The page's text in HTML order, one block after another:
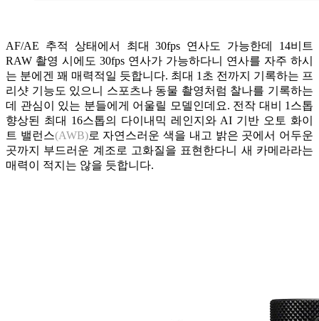
AF/AE 추적 상태에서 최대 30fps 연사도 가능한데 14비트
RAW 촬영 시에도 30fps 연사가 가능하다니 연사를 자주 하시
는 분에겐 꽤 매력적일 듯합니다. 최대 1초 전까지 기록하는 프
리샷 기능도 있으니 스포츠나 동물 촬영처럼 찰나를 기록하는
데 관심이 있는 분들에게 어울릴 모델인데요. 전작 대비 1스톱
향상된 최대 16스톱의 다이내믹 레인지와 AI 기반 오토 화이
트 밸런스(AWB)로 자연스러운 색을 내고 밝은 곳에서 어두운
곳까지 부드러운 계조로 고화질을 표현한다니 새 카메라라는
매력이 적지는 않을 듯합니다.